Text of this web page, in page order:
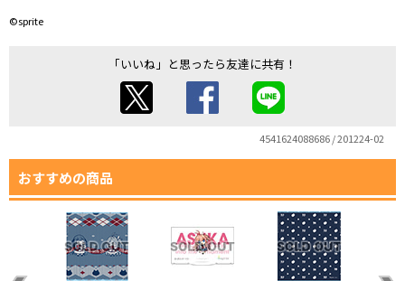
©sprite
「いいね」と思ったら友達に共有！
4541624088686 / 201224-02
おすすめの商品